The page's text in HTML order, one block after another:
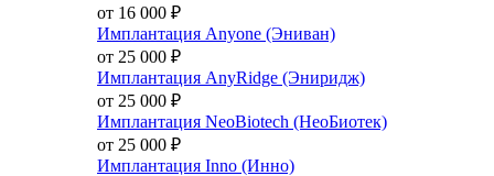
от 16 000 ₽
Имплантация Anyone (Эниван)
от 25 000 ₽
Имплантация AnyRidge (Эниридж)
от 25 000 ₽
Имплантация NeoBiotech (НеоБиотек)
от 25 000 ₽
Имплантация Inno (Инно)